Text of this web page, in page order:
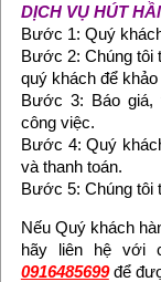
DỊCH VỤ HÚT
Bước 1: Quý
Bước 2: Chúng tôi
quý khách để
Bước 3: Báo giá,
công việc.
Bước 4: Quý
và thanh toán.
Bước 5: Chúng tôi
Nếu Quý khách
hãy liên hệ với
0916485699để